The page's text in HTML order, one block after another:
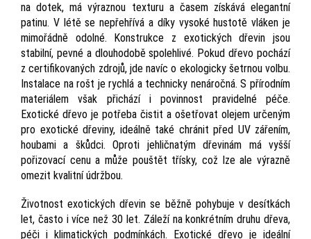
na dotek, má výraznou texturu a časem získává elegantní
patinu. V létě se nepřehřívá a díky vysoké hustotě vláken je
mimořádně odolné. Konstrukce z exotických dřevin jsou
stabilní, pevné a dlouhodobě spolehlivé. Pokud dřevo pochází
z certifikovaných zdrojů, jde navíc o ekologicky šetrnou volbu.
Instalace na rošt je rychlá a technicky nenáročná. S přírodním
materiálem však přichází i povinnost pravidelné péče.
Exotické dřevo je potřeba čistit a ošetřovat olejem určeným
pro exotické dřeviny, ideálně také chránit před UV zářením,
houbami a škůdci. Oproti jehličnatým dřevinám má vyšší
pořizovací cenu a může pouštět třísky, což lze ale výrazně
omezit kvalitní údržbou.
Životnost exotických dřevin se běžně pohybuje v desítkách
let, často i více než 30 let. Záleží na konkrétním druhu dřeva,
péči i klimatických podmínkách. Exotické dřevo je ideální